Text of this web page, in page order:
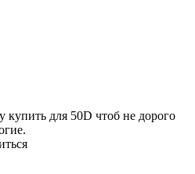
для 50D чтоб не дорого